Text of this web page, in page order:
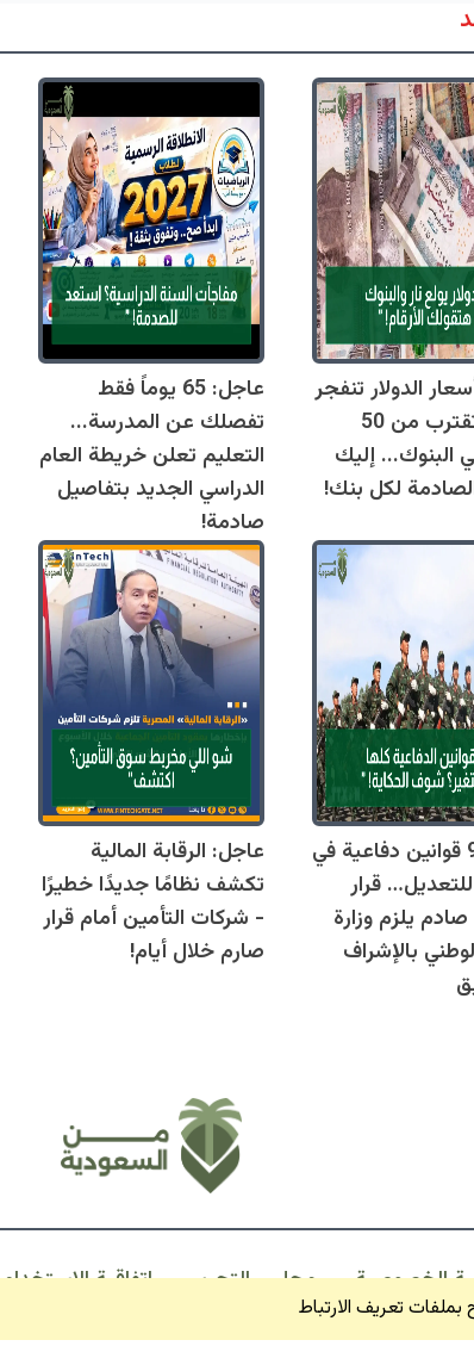
الدولار تنفجر
اليوم وتقترب من 50
البنوك... إليك
الصادمة لكل بنك!
عاجل: 65 يوماً فقط
تفصلك عن المدرسة...
التعليم تعلن خريطة العام
الدراسي الجديد بتفاصيل
صادمة!
عاجل: 9 قوانين دفاعية في
قرار
يلزم وزارة
بالإشراف
عاجل: الرقابة المالية
تكشف نظامًا جديدًا خطيرًا
- شركات التأمين أمام قرار
صارم خلال أيام!
الخصوصية مجلس التحرير اتفاقية الاستخدام
تعريف الارتباط